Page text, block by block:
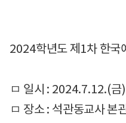
2024학년도 제 1차 한국
ㅁ 일시 : 2024.7.12.(금
ㅁ 장소: 석관동교사 본